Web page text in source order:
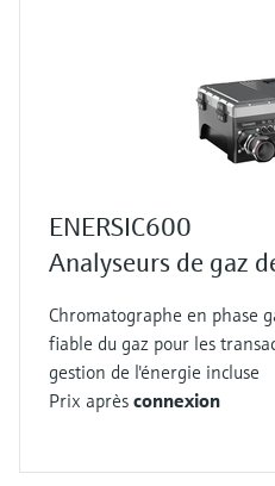
ENERSIC600
Analyseurs de gaz
Chromatographe en phase
fiable du gaz pour les
gestion de l'énergie incluse
Prix après connexion